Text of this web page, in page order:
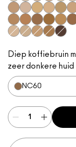
NC5NC10NW10N11NC11
NW18N32NC20NW20
NC25
NW40NW43NW45NC45
NC47
Diep koffiebruin
zeer donkere huid
NC60